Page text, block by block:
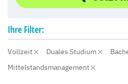
Ihre Filter:
Vollzeit Duales Studium
Mittelstandsmanagement